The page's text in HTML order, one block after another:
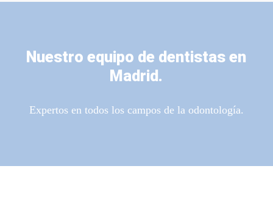
Nuestro equipo de dentistas en
Madrid.
Expertos en todos los campos de la odontología.